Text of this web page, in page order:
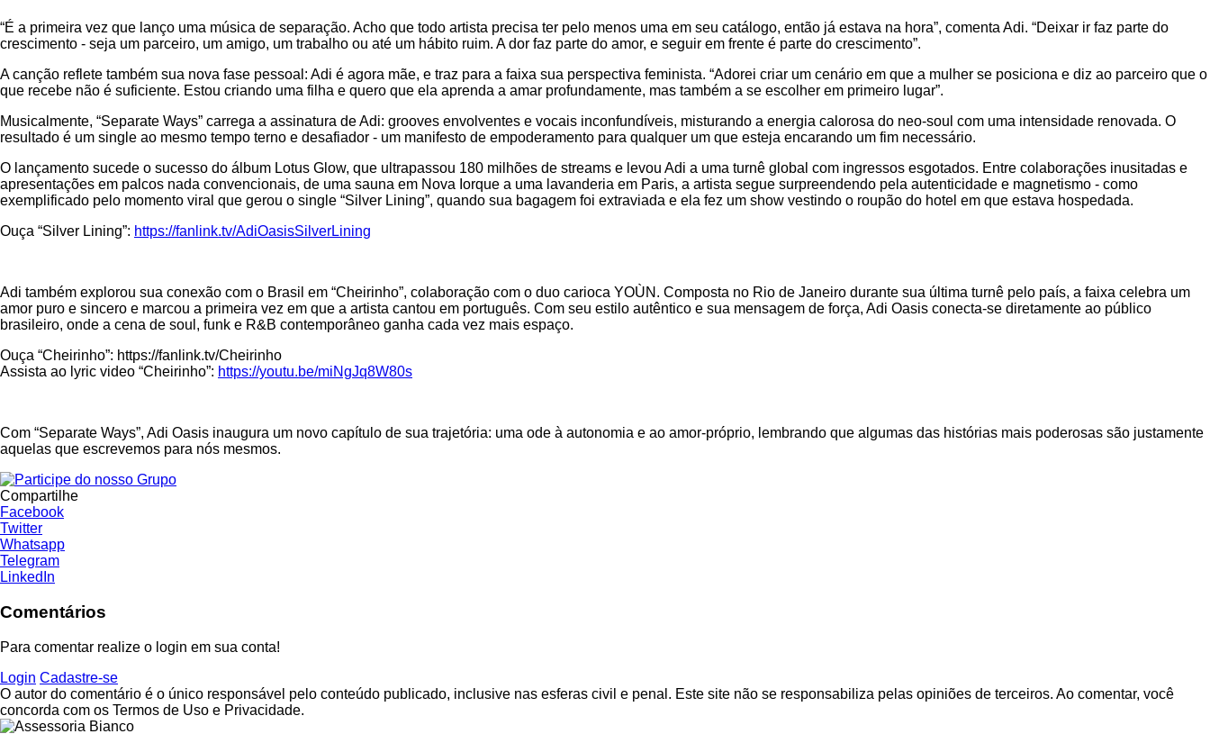
“É a primeira vez que lanço uma música de separação. Acho que todo artista precisa ter pelo menos uma em seu catálogo, então já estava na hora”, comenta Adi. “Deixar ir faz parte do
crescimento - seja um parceiro, um amigo, um trabalho ou até um hábito ruim. A dor faz parte do amor, e seguir em frente é parte do crescimento”.
A canção reflete também sua nova fase pessoal: Adi é agora mãe, e traz para a faixa sua perspectiva feminista. “Adorei criar um cenário em que a mulher se posiciona e diz ao parceiro que o
que recebe não é suficiente. Estou criando uma filha e quero que ela aprenda a amar profundamente, mas também a se escolher em primeiro lugar”.
Musicalmente, “Separate Ways” carrega a assinatura de Adi: grooves envolventes e vocais inconfundíveis, misturando a energia calorosa do neo-soul com uma intensidade renovada. O
resultado é um single ao mesmo tempo terno e desafiador - um manifesto de empoderamento para qualquer um que esteja encarando um fim necessário.
O lançamento sucede o sucesso do álbum Lotus Glow, que ultrapassou 180 milhões de streams e levou Adi a uma turnê global com ingressos esgotados. Entre colaborações inusitadas e
apresentações em palcos nada convencionais, de uma sauna em Nova Iorque a uma lavanderia em Paris, a artista segue surpreendendo pela autenticidade e magnetismo - como
exemplificado pelo momento viral que gerou o single “Silver Lining”, quando sua bagagem foi extraviada e ela fez um show vestindo o roupão do hotel em que estava hospedada.
Ouça “Silver Lining”: https://fanlink.tv/AdiOasisSilverLining
Adi também explorou sua conexão com o Brasil em “Cheirinho”, colaboração com o duo carioca YOÙN. Composta no Rio de Janeiro durante sua última turnê pelo país, a faixa celebra um
amor puro e sincero e marcou a primeira vez em que a artista cantou em português. Com seu estilo autêntico e sua mensagem de força, Adi Oasis conecta-se diretamente ao público
brasileiro, onde a cena de soul, funk e R&B contemporâneo ganha cada vez mais espaço.
Ouça “Cheirinho”: https://fanlink.tv/Cheirinho
Assista ao lyric video “Cheirinho”: https://youtu.be/miNgJq8W80s
Com “Separate Ways”, Adi Oasis inaugura um novo capítulo de sua trajetória: uma ode à autonomia e ao amor-próprio, lembrando que algumas das histórias mais poderosas são justamente
aquelas que escrevemos para nós mesmos.
Compartilhe
Facebook
Twitter
Whatsapp
Telegram
LinkedIn
Comentários
Para comentar realize o login em sua conta!
Login Cadastre-se
O autor do comentário é o único responsável pelo conteúdo publicado, inclusive nas esferas civil e penal. Este site não se responsabiliza pelas opiniões de terceiros. Ao comentar, você
concorda com os Termos de Uso e Privacidade.